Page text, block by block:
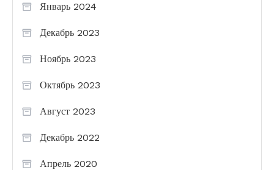
Январь 2024
Декабрь 2023
Ноябрь 2023
Октябрь 2023
Август 2023
Декабрь 2022
Апрель 2020